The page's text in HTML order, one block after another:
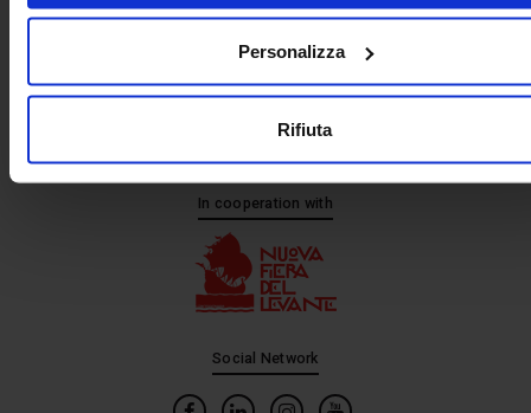
Personalizza
Rifiuta
In cooperation with
Social Network